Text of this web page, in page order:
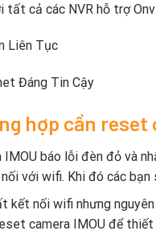
tất cả các NVR hỗ trợ
Liên Tục
Đáng Tin Cậy
hợp cần reset
IMOU báo lỗi đèn đỏ và
với wifi. Khi đó các bạn
kết nối wifi nhưng
camera IMOU để